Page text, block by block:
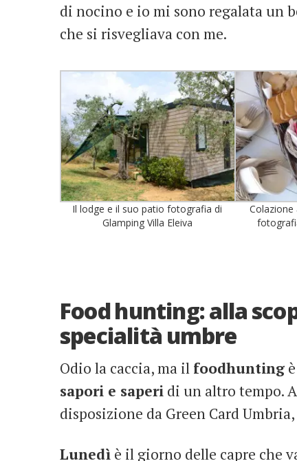
di nocino e io mi sono regalata un
che si risvegliava con me.
Il lodge e il suo patio fotografia di
Glamping Villa Eleiva
Colazione
Food hunting: alla
specialità umbre
Odio la caccia, ma il foodhunting
sapori e saperi di un altro tempo.
disposizione da Green Card
Lunedì è il giorno delle capre che